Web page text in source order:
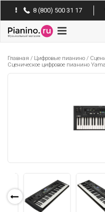
8 (800) 500 31 17
Pianino
Главная / Цифровые пианино /
Сценическое цифровое пианино